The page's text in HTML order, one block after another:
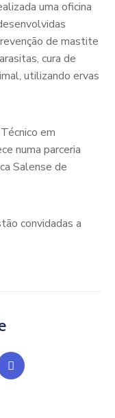
uma oficina
de mastite
cura de
utilizando ervas
em
numa parceria
Salense de
convidadas a